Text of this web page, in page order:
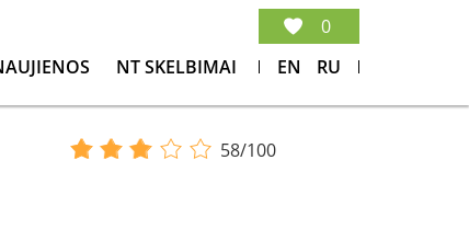
NT SKELBIMAI EN RU
0
58/100